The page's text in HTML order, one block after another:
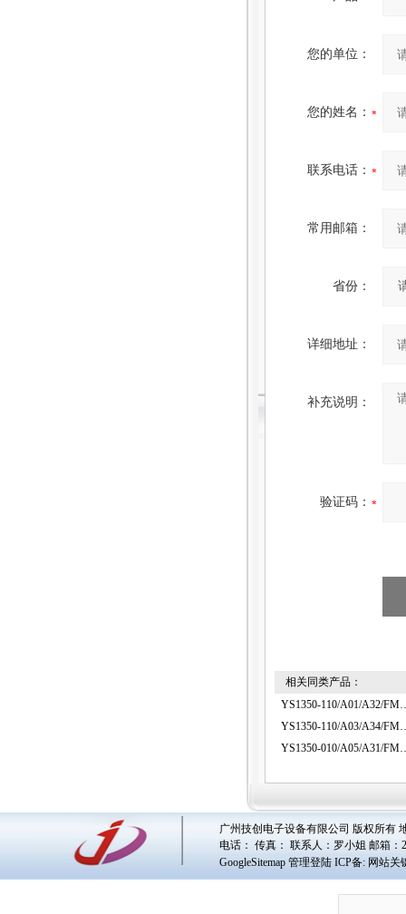
您的单位：
您的姓名：
联系电话：
常用邮箱：
省份：
详细地址：
补充说明：
验证码：
相关同类产品：
YS1350-110/
YS1350-110/
YS1350-010/
广州技创电子设备有限公司 版权所有
电话： 传真： 联系人： 罗小姐 邮箱：
GoogleSitemap 管理登陆 ICP备: 网站关